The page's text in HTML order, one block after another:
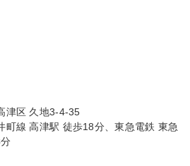
津区 久地3-4-35
町線 高津駅 徒歩18分、東急電鉄 東急